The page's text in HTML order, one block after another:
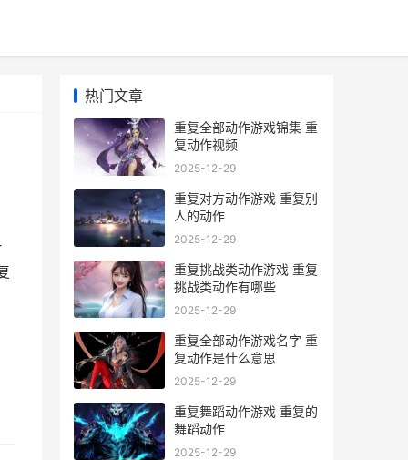
热门文章
重复全部动作游戏锦集 重
复动作视频
2025-12-29
重复对方动作游戏 重复别
人的动作
2025-12-29
重复挑战类动作游戏 重复
挑战类动作有哪些
2025-12-29
重复全部动作游戏名字 重
复动作是什么意思
2025-12-29
重复舞蹈动作游戏 重复的
舞蹈动作
2025-12-29